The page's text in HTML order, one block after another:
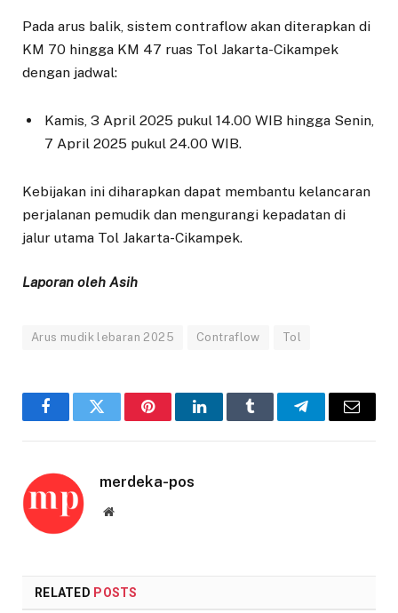
Pada arus balik, sistem contraflow akan diterapkan di
KM 70 hingga KM 47 ruas Tol Jakarta-Cikampek
dengan jadwal:
Kamis, 3 April 2025 pukul 14.00 WIB hingga Senin,
7 April 2025 pukul 24.00 WIB.
Kebijakan ini diharapkan dapat membantu kelancaran
perjalanan pemudik dan mengurangi kepadatan di
jalur utama Tol Jakarta-Cikampek.
Laporan oleh Asih
Arus mudik lebaran 2025 Contraflow Tol
FacebookTwitter PinterestLinkedInTumblr TelegramEmail
merdeka-pos
Website
RELATED POSTS